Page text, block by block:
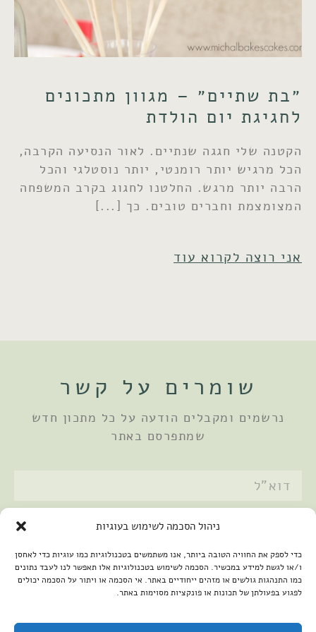
ניהול הסכמה לשימוש בעוגיות
כדי לספק את החוויה הטובה ביותר, אנו משתמשים בטכנולוגיות כמו עוגיות כדי לאחסן
ו/או לגשת למידע במכשיר. הסכמה לשימוש בטכנולוגיות אלו תאפשר לנו לעבד נתונים
כמו התנהגות גולשים או מזהים ייחודיים באתר. אי הסכמה או ויתור על הסכמה יכולים
לפגוע בפעולתן של תכונות או פונקציות מסוימות באתר.
״בת שתיים״ – מגוון מתכונים
לחגיגת יום הולדת
הקטנה שלי חגגה שנתיים. לאור הנסיעה הקרבה,
הכל מרגיש יותר רומנטי, יותר נוסטלגי והכל
הרבה יותר מרגש. החלטנו לחגוג בקרב המשפחה
המצומצמת וחברים טובים. כך
אני רוצה לקרוא עוד
שומרים על קשר
נרשמים ומקבלים הודעה על כל מתכון חדש
שמתפרסם באתר
אני מאשר/ת אתמדיניות הפרטיות
שלחתי